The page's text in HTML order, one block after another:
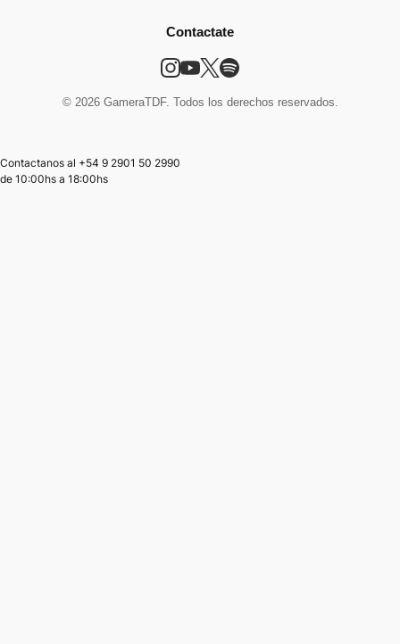
Contactate
© 2026 GameraTDF. Todos los derechos reservados.
Contactanos al +54 9 2901 50 2990
de 10:00hs a 18:00hs